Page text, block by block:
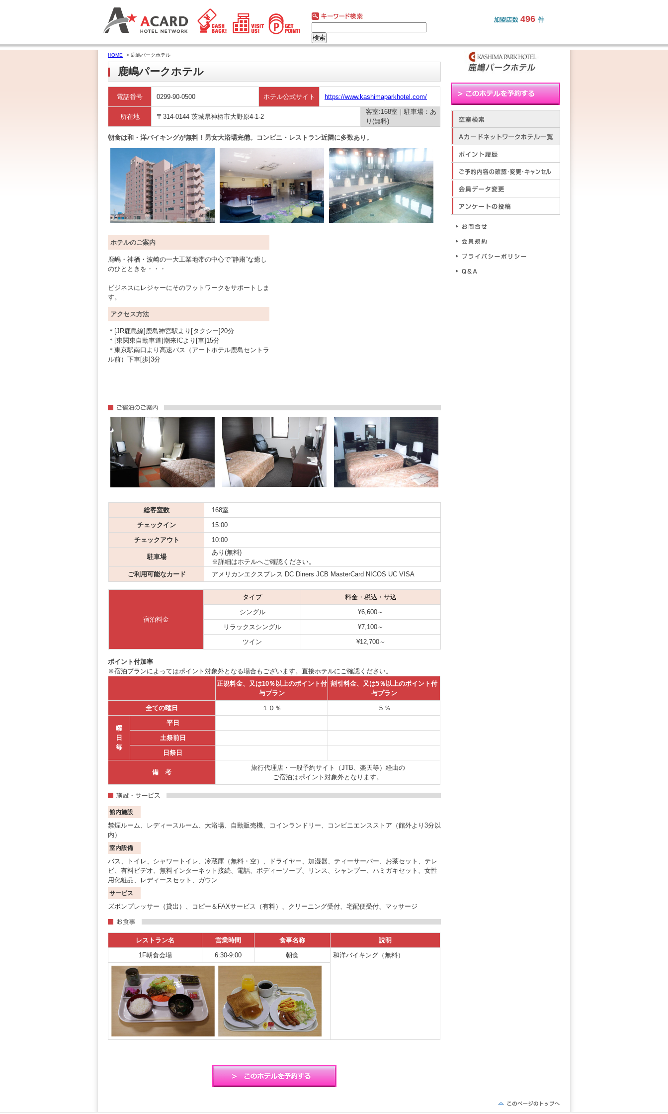
496 件
HOME > 鹿嶋パークホテル
鹿嶋パークホテル
電話番号 0299-90-0500 ホテル公式サイト https://www.kashimaparkhotel.com/
所在地 〒314-0144 茨城県神栖市大野原4-1-2
客室:168室｜駐車場：あ
り(無料)
朝食は和・洋バイキングが無料！男女大浴場完備。コンビニ・レストラン近隣に多数あり。
ホテルのご案内
鹿嶋・神栖・波崎の一大工業地帯の中心で“静粛”な癒し
のひとときを・・・
ビジネスにレジャーにそのフットワークをサポートしま
す。
アクセス方法
＊[JR鹿島線]鹿島神宮駅より[タクシー]20分
＊[東関東自動車道]潮来ICより[車]15分
＊東京駅南口より高速バス（アートホテル鹿島セントラ
ル前）下車[歩]3分
総客室数
168室
チェックイン
15:00
チェックアウト
10:00
駐車場
あり(無料)
※詳細はホテルへご確認ください。
ご利用可能なカード
アメリカンエクスプレス DC Diners JCB MasterCard NICOS UC VISA
宿泊料金
タイプ
料金・税込・サ込
シングル
¥6,600～
リラックスシングル
¥7,100～
ツイン
¥12,700～
ポイント付加率
※宿泊プランによってはポイント対象外となる場合もございます。直接ホテルにご確認ください。
正規料金、又は10％以上のポイント付
与プラン
割引料金、又は5％以上のポイント付
与プラン
全ての曜日
１０％ ５％
曜
日
毎
平日
土祭前日
日祭日
備 考
旅行代理店・一般予約サイト（JTB、楽天等）経由の
ご宿泊はポイント対象外となります。
館内施設
禁煙ルーム、レディースルーム、大浴場、自動販売機、コインランドリー、コンビニエンスストア（館外より3分以
内）
室内設備
バス、トイレ、シャワートイレ、冷蔵庫（無料・空）、ドライヤー、加湿器、ティーサーバー、お茶セット、テレ
ビ、有料ビデオ、無料インターネット接続、電話、ボディーソープ、リンス、シャンプー、ハミガキセット、女性
用化粧品、レディースセット、ガウン
サービス
ズボンプレッサー（貸出）、コピー＆FAXサービス（有料）、クリーニング受付、宅配便受付、マッサージ
レストラン名 営業時間 食事名称
説明
1F朝食会場
6:30-9:00 朝食 和洋バイキング（無料）